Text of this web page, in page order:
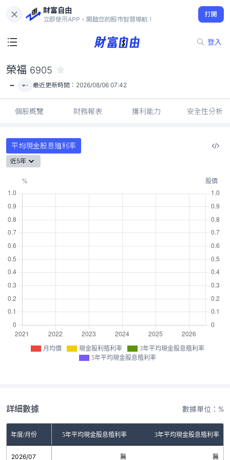
財富自由
立即使用APP，開啟您的股市智慧導航！
打開
登入
-
榮福 6905
- - 最近更新時間： 2026/08/06 07:42
個股概覽 財務報表 獲利能力 安全性分析
平均現金股息殖利率
近5年
月均價 現金股利殖利率
3年平均現金股息殖利率
5年平均現金股息殖利率
詳細數據 數據單位：%
年度/月份
股利殖利率 5年平均現金股息殖利率 3年平均現金股息殖利率
2026/07
無 無 無